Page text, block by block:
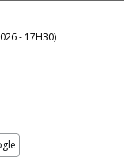
- 17H30)